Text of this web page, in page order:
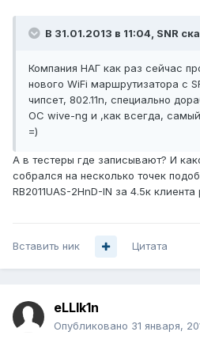
В 31.01.2013 в 11:04, SNR
Компания НАГ как раз сейчас
нового WiFi маршрутизатора с
чипсет, 802.11n, специально
ОС wive-ng и ,как всегда,
=)
А в тестеры где записывают? И
собрался на несколько точек
RB2011UAS-2HnD-IN за 4.5к
Вставить ник Цитата
eLLIk1n
Опубликовано 31 января,